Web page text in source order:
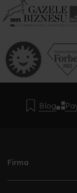
Blog
Firma